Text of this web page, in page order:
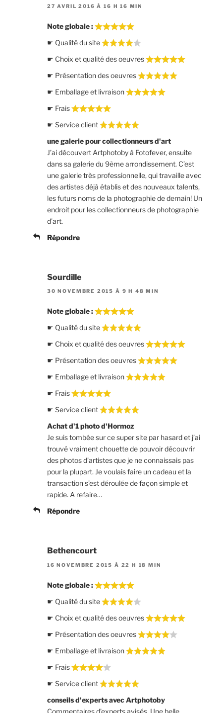
27 AVRIL 2016 À 16 H 16 MIN
Note globale :
☛ Qualité du site
☛ Choix et qualité des oeuvres
☛ Présentation des oeuvres
☛ Emballage et livraison
☛ Frais
☛ Service client
une galerie pour collectionneurs d'art
J’ai découvert Artphotoby à Fotofever, ensuite
dans sa galerie du 9ème arrondissement. C’est
une galerie très professionnelle, qui travaille avec
des artistes déjà établis et des nouveaux talents,
les futurs noms de la photographie de demain! Un
endroit pour les collectionneurs de photographie
d’art.
Répondre
Sourdille
30 NOVEMBRE 2015 À 9 H 48 MIN
Note globale :
☛ Qualité du site
☛ Choix et qualité des oeuvres
☛ Présentation des oeuvres
☛ Emballage et livraison
☛ Frais
☛ Service client
Achat d'1 photo d'Hormoz
Je suis tombée sur ce super site par hasard et j’ai
trouvé vraiment chouette de pouvoir découvrir
des photos d’artistes que je ne connaissais pas
pour la plupart. Je voulais faire un cadeau et la
transaction s’est déroulée de façon simple et
rapide. A refaire…
Répondre
Bethencourt
16 NOVEMBRE 2015 À 22 H 18 MIN
Note globale :
☛ Qualité du site
☛ Choix et qualité des oeuvres
☛ Présentation des oeuvres
☛ Emballage et livraison
☛ Frais
☛ Service client
conseils d'experts avec Artphotoby
Commentaires d’experts avisés. Une belle